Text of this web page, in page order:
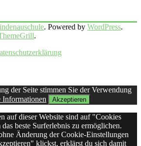
. Powered by WordPress.
.
der Seite stimmen Sie der Verwendung
Informationen Akzeptieren
auf dieser Website sind auf "Cookies
beste Surferlebnis zu ermöglichen.
Änderung der Cookie-Einstellungen
klickst, erklärst du sich damit